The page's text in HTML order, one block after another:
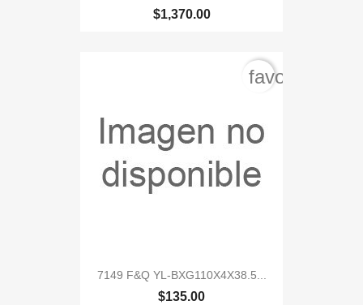
$1,370.00
7149 F&Q YL-BXG110X4X38.5...
$135.00